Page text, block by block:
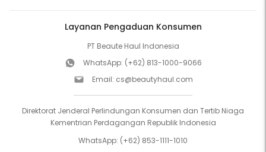
Layanan Pengaduan Konsumen
PT Beaute Haul Indonesia
WhatsApp: (+62) 813-1000-9066
Email: cs@beautyhaul.com
Direktorat Jenderal Perlindungan Konsumen dan Tertib Niaga
Kementrian Perdagangan Republik Indonesia
WhatsApp: (+62) 853-1111-1010